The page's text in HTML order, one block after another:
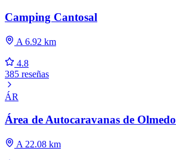
Camping Cantosal
A 6.92 km
4.8
385 reseñas
ÁR
Área de Autocaravanas de Olmedo
A 22.08 km